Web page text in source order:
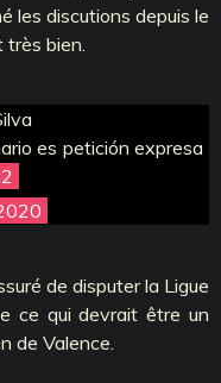
les discutions depuis le
bien.
es petición expresa
de disputer la Ligue
ce qui devrait être un
de Valence.